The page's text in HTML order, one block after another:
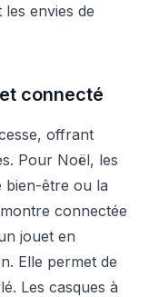
envies de
connecté
offrant
Pour Noël, les
bien-être ou la
connectée
jouet en
Elle permet de
Les casques à